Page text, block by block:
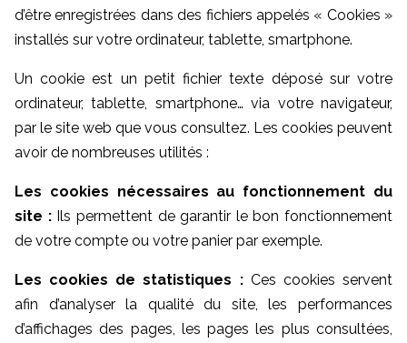
d’être enregistrées dans des fichiers appelés « Cookies »
installés sur votre ordinateur, tablette, smartphone.
Un cookie est un petit fichier texte déposé sur votre
ordinateur, tablette, smartphone… via votre navigateur,
par le site web que vous consultez. Les cookies peuvent
avoir de nombreuses utilités :
Les cookies nécessaires au fonctionnement du
site :Ils permettent de garantir le bon fonctionnement
de votre compte ou votre panier par exemple.
Les cookies de statistiques :Ces cookies servent
afin d’analyser la qualité du site, les performances
d’affichages des pages, les pages les plus consultées,